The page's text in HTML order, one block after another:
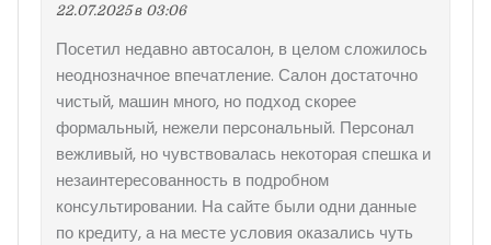
22.07.2025 в 03:06
Посетил недавно автосалон, в целом сложилось
неоднозначное впечатление. Салон достаточно
чистый, машин много, но подход скорее
формальный, нежели персональный. Персонал
вежливый, но чувствовалась некоторая спешка и
незаинтересованность в подробном
консультировании. На сайте были одни данные
по кредиту, а на месте условия оказались чуть